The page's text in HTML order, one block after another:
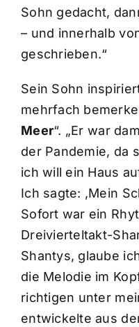
Sohn gedacht,
– und innerhalb
geschrieben.“
Sein Sohn
mehrfach
Meer“. „Er war
der Pandemie, da
ich will ein Haus
Ich sagte: ,Mein
Sofort war ein
Dreivierteltakt-
Shantys, glaube
die Melodie im
richtigen unter
entwickelte aus